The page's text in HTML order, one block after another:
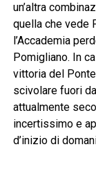
un’altra
quella che vede
l’Accademia
Pomigliano. In
vittoria del
scivolare fuori
attualmente
incertissimo e
d’inizio di